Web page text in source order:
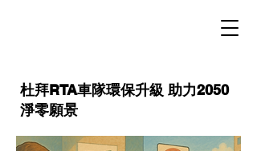
杜拜RTA車隊環保升級 助力2050
淨零願景